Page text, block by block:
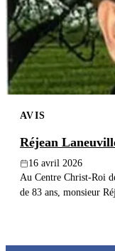
Recherche
AVIS
Réjean
16 avril 2026
Au Centre Christ-Roi
de 83 ans, monsieur